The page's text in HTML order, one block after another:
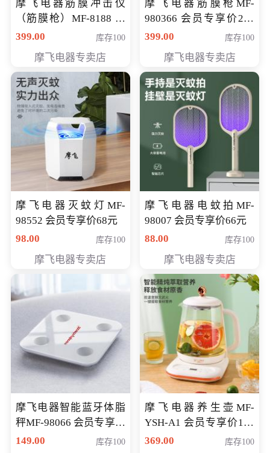
摩飞电器筋膜冲击仪
（筋膜枪）MF-8188 会
员专享价268元
399.00 库存100
摩飞电器专卖店
摩飞电器筋膜枪MF-
980366 会员专享价299
元
399.00 库存100
摩飞电器专卖店
摩飞电器灭蚊灯MF-
98552 会员专享价68元
98.00
库存100
摩飞电器专卖店
摩飞电器电蚊拍MF-
98007 会员专享价66元
88.00
库存100
摩飞电器专卖店
摩飞电器智能蓝牙体脂
秤MF-98066 会员专享价
98元
149.00 库存100
摩飞电器养生壶MF-
YSH-A1 会员专享价198
元
369.00 库存100